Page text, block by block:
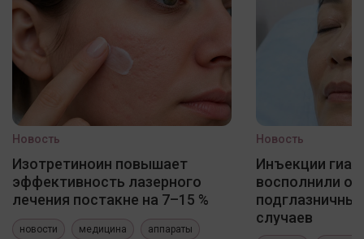
Новость
Изотретиноин повышает
эффективность лазерного
лечения постакне на 7–15 %
новости медицина аппараты
Новость
Инъекции
восполнили
случаев